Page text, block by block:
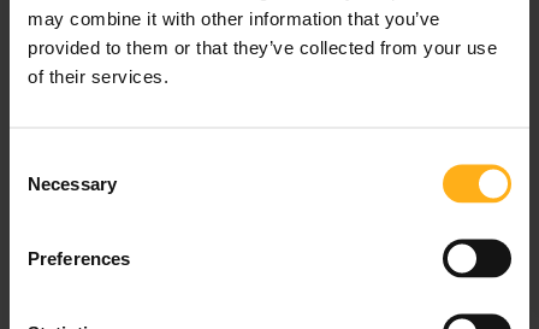
may combine it with other information that you’ve
provided to them or that they’ve collected from your use
of their services.
Necessary
Preferences
durante todo el camino. La
furgoneta era muy cómoda y
tuvimos tiempo de sobra